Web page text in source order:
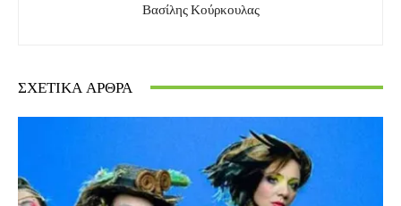
Βασίλης Κούρκουλας
ΣΧΕΤΙΚΆ ΆΡΘΡΑ